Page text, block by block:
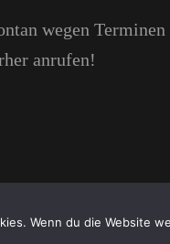
wegen
anrufen!
2026 CopyrightCarakess -
Wenn du die Website